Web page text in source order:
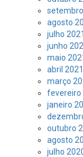
agosto
julho 2021
junho
maio
abril 2021
março
fevereiro
janeiro
outubro
agosto
julho